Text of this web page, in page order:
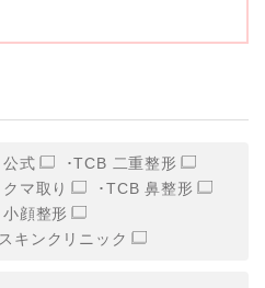
の個人を識別できる場合、か
】に定める目的を達成するた
のものが含まれます（以下①
ら取得する情報
ドレス、電話番号
式
TCB 二重整形
マ取り
TCB 鼻整形
顔整形
キンクリニック